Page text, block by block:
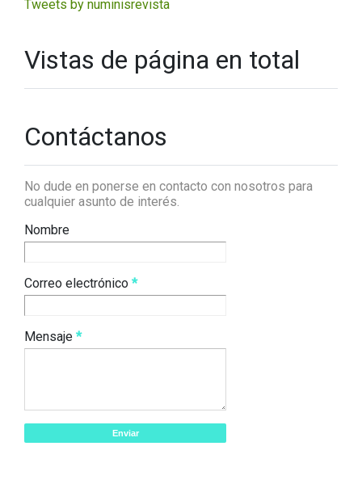
Tweets by numinisrevista
Vistas de página en total
Contáctanos
No dude en ponerse en contacto con nosotros para
cualquier asunto de interés.
Nombre
Correo electrónico *
Mensaje *